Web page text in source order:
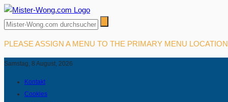
PLEASE ASSIGN A MENU TO THE PRIMARY MENU
Samstag, 8 August, 2026
Kontakt
Cookies